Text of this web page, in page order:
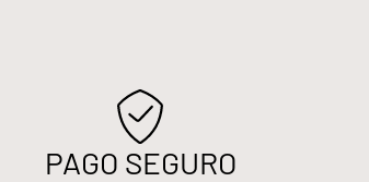
PAGO SEGURO